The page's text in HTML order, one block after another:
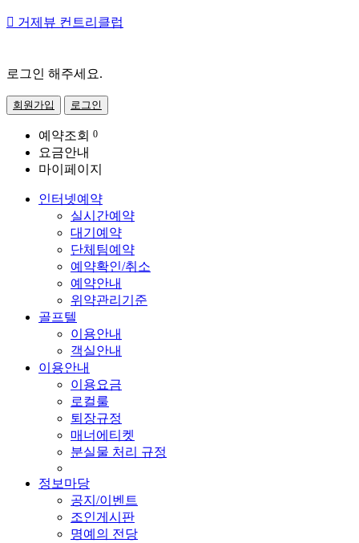
 거제뷰 컨트리클럽
로그인 해주세요.
회원가입 로그인
예약조회 0
요금안내
마이페이지
인터넷예약
실시간예약
대기예약
단체팀예약
예약확인/취소
예약안내
위약관리기준
골프텔
이용안내
객실안내
이용안내
이용요금
로컬룰
퇴장규정
매너에티켓
분실물 처리 규정
정보마당
공지/이벤트
조인게시판
명예의 전당